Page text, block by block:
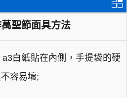
聖節面具方法
白紙貼在內側，手提袋的硬
容易壞;